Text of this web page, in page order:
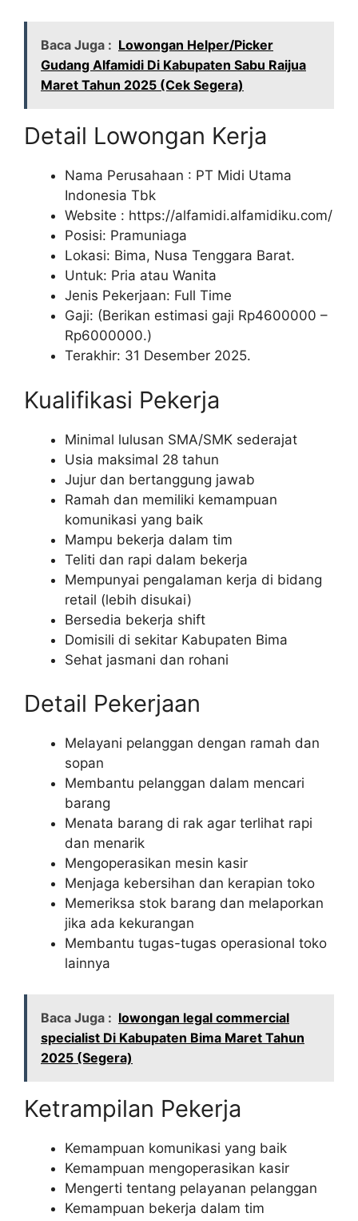
Baca Juga : Lowongan Helper/Picker
Gudang Alfamidi Di Kabupaten Sabu Raijua
Maret Tahun 2025 (Cek Segera)
Detail Lowongan Kerja
Nama Perusahaan : PT Midi Utama
Indonesia Tbk
Website : https://alfamidi.alfamidiku.com/
Posisi: Pramuniaga
Lokasi: Bima, Nusa Tenggara Barat.
Untuk: Pria atau Wanita
Jenis Pekerjaan: Full Time
Gaji: (Berikan estimasi gaji Rp4600000 –
Rp6000000.)
Terakhir: 31 Desember 2025.
Kualifikasi Pekerja
Minimal lulusan SMA/SMK sederajat
Usia maksimal 28 tahun
Jujur dan bertanggung jawab
Ramah dan memiliki kemampuan
komunikasi yang baik
Mampu bekerja dalam tim
Teliti dan rapi dalam bekerja
Mempunyai pengalaman kerja di bidang
retail (lebih disukai)
Bersedia bekerja shift
Domisili di sekitar Kabupaten Bima
Sehat jasmani dan rohani
Detail Pekerjaan
Melayani pelanggan dengan ramah dan
sopan
Membantu pelanggan dalam mencari
barang
Menata barang di rak agar terlihat rapi
dan menarik
Mengoperasikan mesin kasir
Menjaga kebersihan dan kerapian toko
Memeriksa stok barang dan melaporkan
jika ada kekurangan
Membantu tugas-tugas operasional toko
lainnya
Baca Juga : lowongan legal commercial
specialist Di Kabupaten Bima Maret Tahun
2025 (Segera)
Ketrampilan Pekerja
Kemampuan komunikasi yang baik
Kemampuan mengoperasikan kasir
Mengerti tentang pelayanan pelanggan
Kemampuan bekerja dalam tim